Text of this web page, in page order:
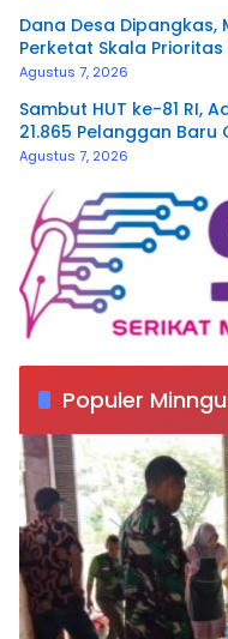
Dana Desa Dipangkas,
Perketat Skala Prioritas
Agustus 7, 2026
Sambut HUT ke-81 RI,
21.865 Pelanggan
Services PLN pada
Agustus 7, 2026
Populer